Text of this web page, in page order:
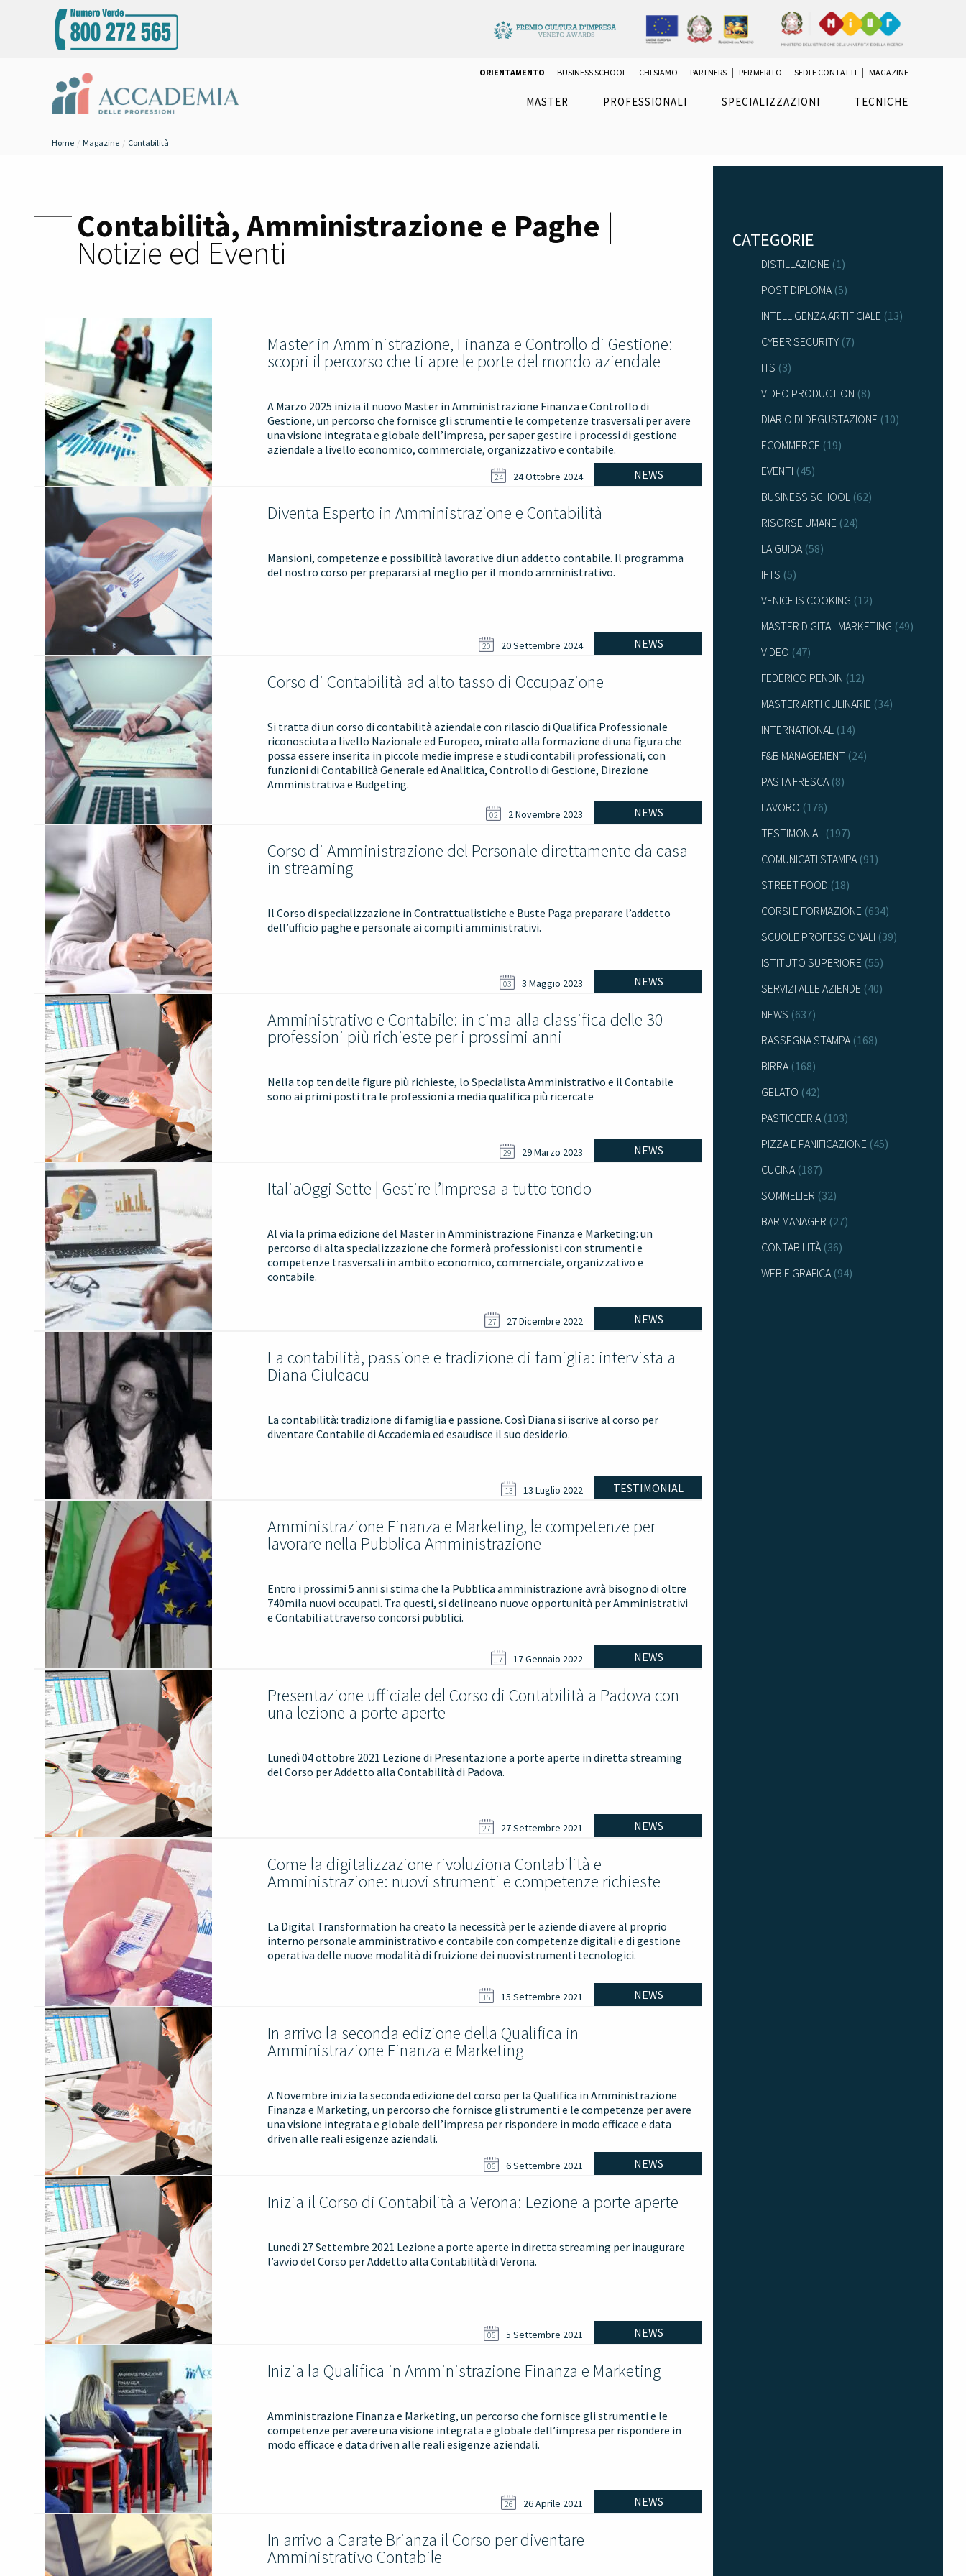
ORIENTAMENTO BUSINESS SCHOOL CHI SIAMO PARTNERS PER MERITO SEDI E CONTATTI MAGAZINE
MASTER PROFESSIONALI SPECIALIZZAZIONI TECNICHE
Home Magazine Contabilità
Contabilità, Amministrazione e Paghe |
Notizie ed Eventi
Master in Amministrazione, Finanza e Controllo di Gestione:
scopri il percorso che ti apre le porte del mondo aziendale
A Marzo 2025 inizia il nuovo Master in Amministrazione Finanza e Controllo di
Gestione, un percorso che fornisce gli strumenti e le competenze trasversali per avere
una visione integrata e globale dell’impresa, per saper gestire i processi di gestione
aziendale a livello economico, commerciale, organizzativo e contabile.
NEWS
24 24 Ottobre 2024
Diventa Esperto in Amministrazione e Contabilità
Mansioni, competenze e possibilità lavorative di un addetto contabile. Il programma
del nostro corso per prepararsi al meglio per il mondo amministrativo.
NEWS
20 20 Settembre 2024
Corso di Contabilità ad alto tasso di Occupazione
Si tratta di un corso di contabilità aziendale con rilascio di Qualifica Professionale
riconosciuta a livello Nazionale ed Europeo, mirato alla formazione di una figura che
possa essere inserita in piccole medie imprese e studi contabili professionali, con
funzioni di Contabilità Generale ed Analitica, Controllo di Gestione, Direzione
Amministrativa e Budgeting.
NEWS
02 2 Novembre 2023
Corso di Amministrazione del Personale direttamente da casa
in streaming
Il Corso di specializzazione in Contrattualistiche e Buste Paga preparare l’addetto
dell’ufficio paghe e personale ai compiti amministrativi.
NEWS
03 3 Maggio 2023
Amministrativo e Contabile: in cima alla classifica delle 30
professioni più richieste per i prossimi anni
Nella top ten delle figure più richieste, lo Specialista Amministrativo e il Contabile
sono ai primi posti tra le professioni a media qualifica più ricercate
NEWS
29 29 Marzo 2023
ItaliaOggi Sette | Gestire l’Impresa a tutto tondo
Al via la prima edizione del Master in Amministrazione Finanza e Marketing: un
percorso di alta specializzazione che formerà professionisti con strumenti e
competenze trasversali in ambito economico, commerciale, organizzativo e
contabile.
NEWS
27 27 Dicembre 2022
La contabilità, passione e tradizione di famiglia: intervista a
Diana Ciuleacu
La contabilità: tradizione di famiglia e passione. Così Diana si iscrive al corso per
diventare Contabile di Accademia ed esaudisce il suo desiderio.
TESTIMONIAL
13 13 Luglio 2022
Amministrazione Finanza e Marketing, le competenze per
lavorare nella Pubblica Amministrazione
Entro i prossimi 5 anni si stima che la Pubblica amministrazione avrà bisogno di oltre
740mila nuovi occupati. Tra questi, si delineano nuove opportunità per Amministrativi
e Contabili attraverso concorsi pubblici.
NEWS
17 17 Gennaio 2022
Presentazione ufficiale del Corso di Contabilità a Padova con
una lezione a porte aperte
Lunedì 04 ottobre 2021 Lezione di Presentazione a porte aperte in diretta streaming
del Corso per Addetto alla Contabilità di Padova.
NEWS
27 27 Settembre 2021
Come la digitalizzazione rivoluziona Contabilità e
Amministrazione: nuovi strumenti e competenze richieste
La Digital Transformation ha creato la necessità per le aziende di avere al proprio
interno personale amministrativo e contabile con competenze digitali e di gestione
operativa delle nuove modalità di fruizione dei nuovi strumenti tecnologici.
NEWS
15 15 Settembre 2021
In arrivo la seconda edizione della Qualifica in
Amministrazione Finanza e Marketing
A Novembre inizia la seconda edizione del corso per la Qualifica in Amministrazione
Finanza e Marketing, un percorso che fornisce gli strumenti e le competenze per avere
una visione integrata e globale dell’impresa per rispondere in modo efficace e data
driven alle reali esigenze aziendali.
NEWS
06 6 Settembre 2021
Inizia il Corso di Contabilità a Verona: Lezione a porte aperte
Lunedì 27 Settembre 2021 Lezione a porte aperte in diretta streaming per inaugurare
l’avvio del Corso per Addetto alla Contabilità di Verona.
NEWS
05 5 Settembre 2021
Inizia la Qualifica in Amministrazione Finanza e Marketing
Amministrazione Finanza e Marketing, un percorso che fornisce gli strumenti e le
competenze per avere una visione integrata e globale dell’impresa per rispondere in
modo efficace e data driven alle reali esigenze aziendali.
NEWS
26 26 Aprile 2021
In arrivo a Carate Brianza il Corso per diventare
Amministrativo Contabile
CATEGORIE
DISTILLAZIONE (1)
POST DIPLOMA(5)
INTELLIGENZA ARTIFICIALE (13)
CYBER SECURITY (7)
ITS (3)
VIDEO PRODUCTION (8)
DIARIO DI DEGUSTAZIONE (10)
ECOMMERCE (19)
EVENTI (45)
BUSINESS SCHOOL (62)
RISORSE UMANE (24)
LA GUIDA(58)
IFTS (5)
VENICE IS COOKING (12)
MASTER DIGITAL MARKETING (49)
VIDEO (47)
FEDERICO PENDIN (12)
MASTER ARTI CULINARIE (34)
INTERNATIONAL (14)
F&B MANAGEMENT (24)
PASTA FRESCA(8)
LAVORO (176)
TESTIMONIAL (197)
COMUNICATI STAMPA(91)
STREET FOOD (18)
CORSI E FORMAZIONE (634)
SCUOLE PROFESSIONALI (39)
ISTITUTO SUPERIORE (55)
SERVIZI ALLE AZIENDE (40)
NEWS (637)
RASSEGNA STAMPA(168)
BIRRA(168)
GELATO (42)
PASTICCERIA(103)
PIZZA E PANIFICAZIONE (45)
CUCINA(187)
SOMMELIER (32)
BAR MANAGER (27)
CONTABILITÀ(36)
WEB E GRAFICA(94)